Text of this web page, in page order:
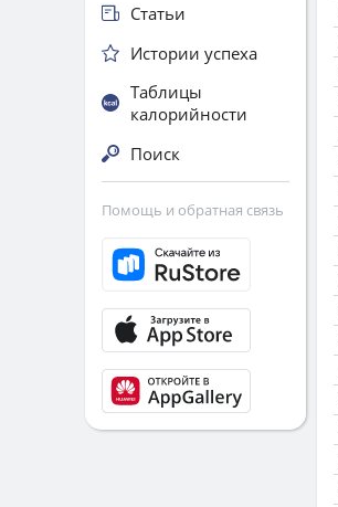
Статьи
Истории успеха
Таблицы
калорийности
Поиск
Помощь и обратная связь